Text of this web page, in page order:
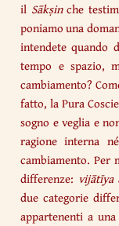
il Sākṣinche
poniamo una
intendete quando
tempo e spazio,
cambiamento?
fatto, la Pura
sogno e veglia e
ragione interna
cambiamento.
differenze: vijātīya
due categorie
appartenenti a